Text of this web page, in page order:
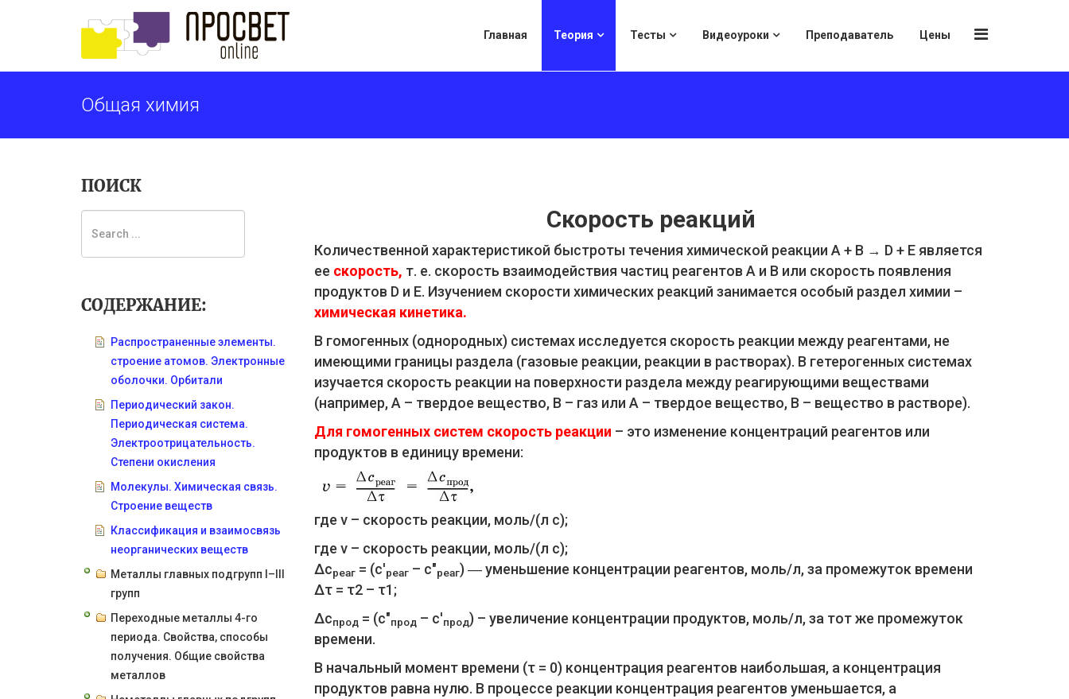
Главная Теория Тесты Видеоуроки Преподаватель Цены
Общая химия
ПОИСК
СОДЕРЖАНИЕ:
Распространенные элементы.
строение атомов. Электронные
оболочки. Орбитали
Периодический закон.
Периодическая система.
Электроотрицательность.
Степени окисления
Молекулы. Химическая связь.
Строение веществ
Классификация и взаимосвязь
неорганических веществ
Металлы главных подгрупп I–III
групп
Переходные металлы 4-го
периода. Свойства, способы
получения. Общие свойства
металлов
Скорость реакций
Количественной характеристикой быстроты течения химической реакции А + B → D + E является
ее скорость, т. е. скорость взаимодействия частиц реагентов А и В или скорость появления
продуктов D и Е. Изучением скорости химических реакций занимается особый раздел химии –
химическая кинетика.
В гомогенных (однородных) системах исследуется скорость реакции между реагентами, не
имеющими границы раздела (газовые реакции, реакции в растворах). В гетерогенных системах
изучается скорость реакции на поверхности раздела между реагирующими веществами
(например, А – твердое вещество, В – газ или А – твердое вещество, В – вещество в растворе).
Для гомогенных систем скорость реакции – это изменение концентраций реагентов или
продуктов в единицу времени:
где v – скорость реакции, моль/(л с);
где v – скорость реакции, моль/(л с);
Δcреаг= (с'реаг– с"реаг) ― уменьшение концентрации реагентов, моль/л, за промежуток времени
Δτ = τ2 – τ1;
Δcпрод = (с"прод – с'прод) – увеличение концентрации продуктов, моль/л, за тот же промежуток
времени.
В начальный момент времени (τ = 0) концентрация реагентов наибольшая, а концентрация
продуктов равна нулю. В процессе реакции концентрация реагентов уменьшается, а